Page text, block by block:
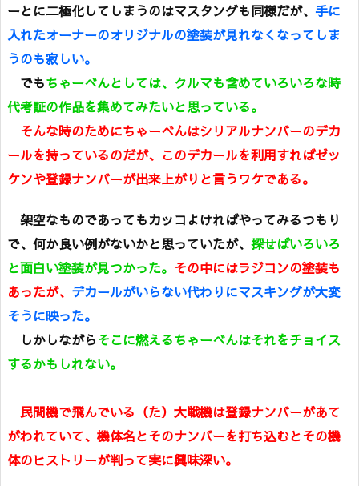
ーとに二極化してしまうのはマスタングも同様だが、 手に
入れたオーナーのオリジナルの塗装が見れなくなってしま
うのも寂しい。
でもちゃーべんとしては、クルマも含めていろいろな時
代考証の作品を集めてみたいと思っている。
そんな時のためにちゃーべんはシリアルナンバーのデカ
ールを持っているのだが、このデカールを利用すればゼッ
ケンや登録ナンバーが出来上がりと言うワケである。
架空なものであってもカッコよければやってみるつもり
で、何か良い例がないかと思っていたが、 探せばいろいろ
と面白い塗装が見つかった。 その中にはラジコンの塗装も
あったが、 デカールがいらない代わりにマスキングが大変
そうに映った。
しかしながらそこに燃えるちゃーべんはそれをチョイス
するかもしれない。
民間機で飛んでいる（た）大戦機は登録ナンバーがあて
がわれていて、機体名とそのナンバーを打ち込むとその機
体のヒストリーが判って実に興味深い。